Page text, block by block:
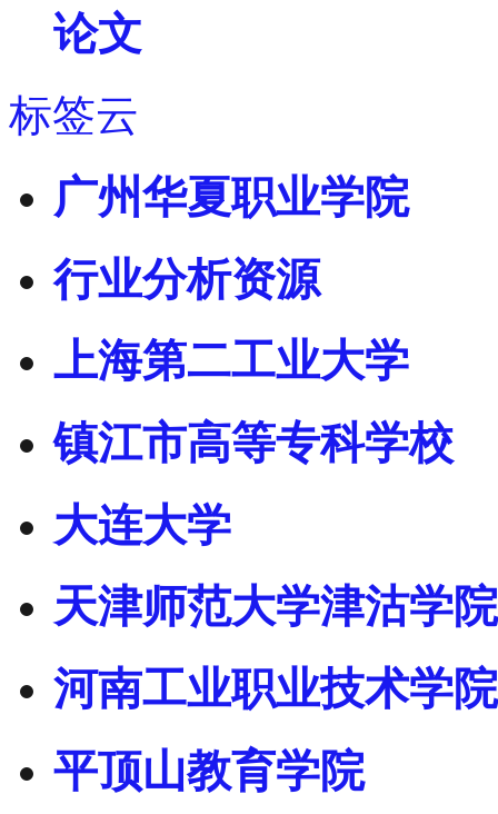
论文
标签云
广州华夏职业学院
行业分析资源
上海第二工业大学
镇江市高等专科学校
大连大学
天津师范大学津沽学院
河南工业职业技术学院
平顶山教育学院